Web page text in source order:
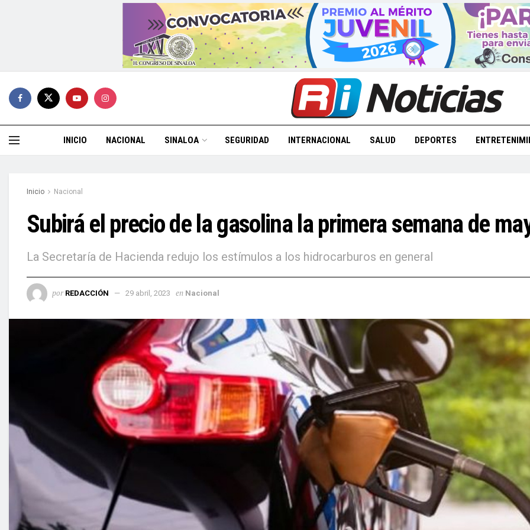
INICIO NACIONAL SINALOA SEGURIDAD INTERNACIONAL SALUD DEPORTES
Inicio Nacional
Subirá el precio de la gasolina la primera semana de
La Secretaría de Hacienda redujo los estímulos a los hidrocarburos en general
por REDACCIÓN 29 abril, 2023 en Nacional